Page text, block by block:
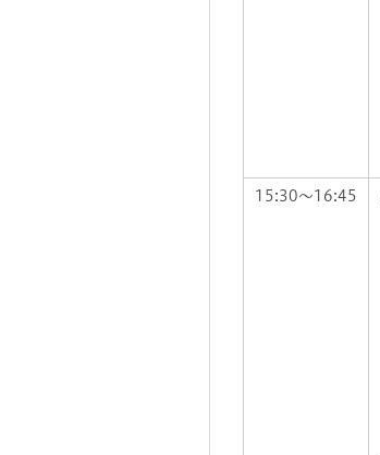
15:30～16:45